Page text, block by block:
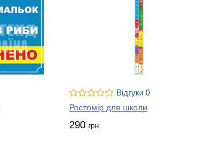
Відгуки 0
Ростомір для школи
290 грн